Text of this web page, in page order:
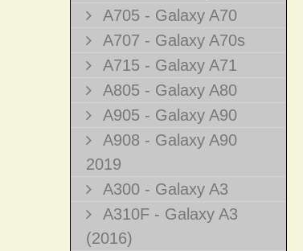
A705 - Galaxy A70
A707 - Galaxy A70s
A715 - Galaxy A71
A805 - Galaxy A80
A905 - Galaxy A90
A908 - Galaxy A90
2019
A300 - Galaxy A3
A310F - Galaxy A3
(2016)